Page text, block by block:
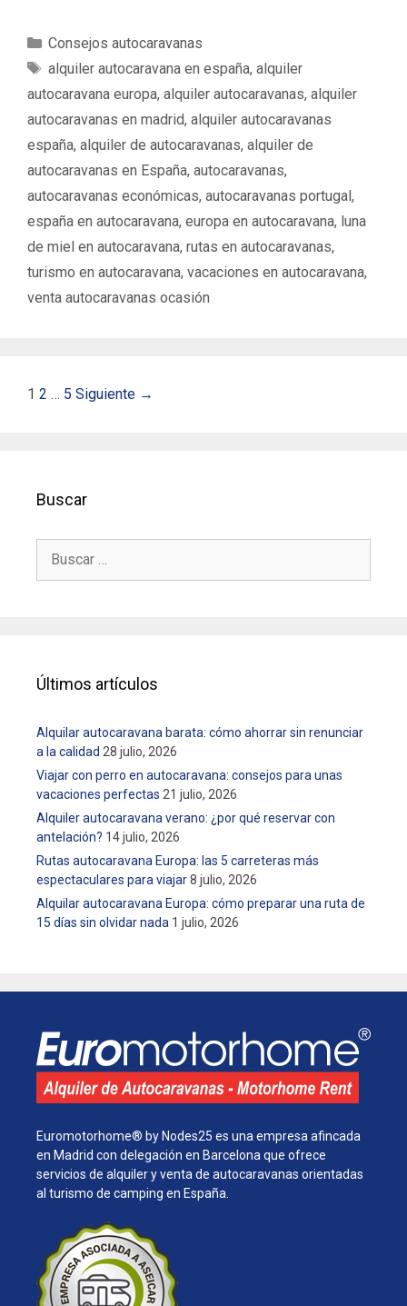
C
a
g
o
r
í
a
Consejos autocaravanas
E
t
u
e
t
a
s
alquiler autocaravana en españa, alquiler
autocaravana europa, alquiler autocaravanas, alquiler
autocaravanas en madrid, alquiler autocaravanas
españa, alquiler de autocaravanas, alquiler de
autocaravanas en España, autocaravanas,
autocaravanas económicas, autocaravanas portugal,
españa en autocaravana, europa en autocaravana, luna
de miel en autocaravana, rutas en autocaravanas,
turismo en autocaravana, vacaciones en autocaravana,
venta autocaravanas ocasión
N
1 2 … 5 Siguiente →
Buscar
Últimos artículos
Alquilar autocaravana barata: cómo ahorrar sin renunciar
a la calidad 28 julio, 2026
Viajar con perro en autocaravana: consejos para unas
vacaciones perfectas 21 julio, 2026
Alquiler autocaravana verano: ¿por qué reservar con
antelación? 14 julio, 2026
Rutas autocaravana Europa: las 5 carreteras más
espectaculares para viajar8 julio, 2026
Alquilar autocaravana Europa: cómo preparar una ruta de
15 días sin olvidar nada 1 julio, 2026
Euromotorhome® by Nodes25 es una empresa afincada
en Madrid con delegación en Barcelona que ofrece
servicios de alquiler y venta de autocaravanas orientadas
al turismo de camping en España.